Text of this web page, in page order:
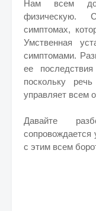
Нам всем
физическую.
симптомах,
Умственная
симптомами.
ее
поскольку
управляет всем
Давайте
сопровождается
с этим всем